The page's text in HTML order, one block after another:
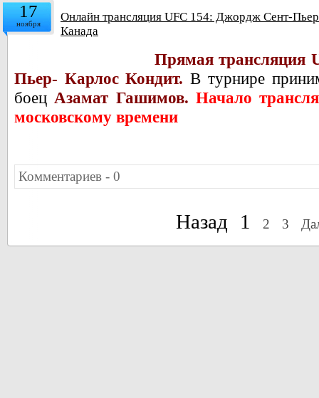
17
ноября
Онлайн трансляция UFC 154: Джордж Сент-
Канада
Прямая трансляция
Пьер- Карлос Кондит.В турнире
боец Азамат Гашимов. Начало
московскому времени
Комментариев - 0
Назад 1 2 3